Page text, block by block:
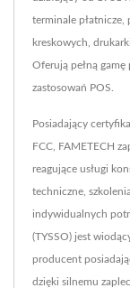
terminale płatnicze,
kreskowych,
Oferują pełną
zastosowań POS.
Posiadający
FCC, FAMETECH
reagujące usługi
techniczne,
indywidualnych
(TYSSO) jest
producent
dzięki silnemu